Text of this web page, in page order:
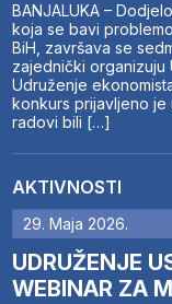
BANJALUKA –
koja se bavi
BiH, završava se
zajednički organizuju
Udruženje
konkurs prijavljeno
radovi bili […]
AKTIVNOSTI
29. Maja 2026.
UDRUŽENJE
WEBINAR ZA